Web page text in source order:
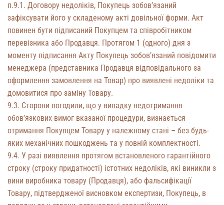
п.9.1. Договору недоліків, Покупець зобов’язаний
зафіксувати його у складеному акті довільної форми. Акт
повинен бути підписаний Покупцем та співробітником
перевізника або Продавця. Протягом 1 (одного) дня з
моменту підписання Акту Покупець зобов’язаний повідомити
менеджера (представника Продавця відповідального за
оформлення замовлення на Товар) про виявлені недоліки та
домовитися про заміну Товару.
9.3. Сторони погодили, що у випадку недотримання
обов’язкових вимог вказаної процедури, визнається
отримання Покупцем Товару у належному стані – без будь-
яких механічних пошкоджень та у повній комплектності.
9.4. У разі виявлення протягом встановленого гарантійного
строку (строку придатності) істотних недоліків, які виникли з
вини виробника товару (Продавця), або фальсифікації
Товару, підтвердженої висновком експертизи, Покупець, в